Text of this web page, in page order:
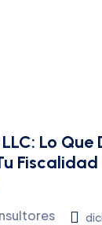
Lo Que
Fiscalidad